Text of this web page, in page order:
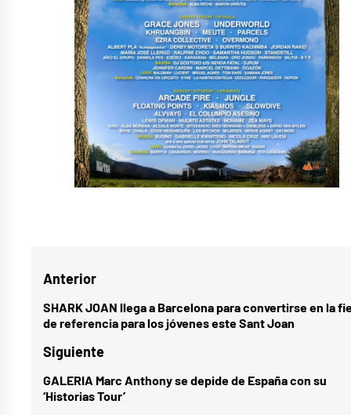
Navegación
de
entradas
Anterior
Entrada
anterior:
SHARK JOAN llega a Barcelona para convertirse en la
de referencia para los jóvenes este Sant Joan
Siguiente
Entrada
siguiente:
GALERIA Marc Anthony se depide de España con su
‘Historias Tour’